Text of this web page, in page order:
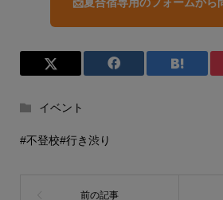
📩夏合宿専用のフォームから
イベント
#不登校#行き渋り